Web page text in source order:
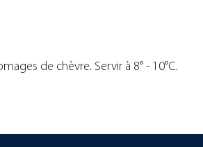
de chèvre. Servir à 8° - 10°C.